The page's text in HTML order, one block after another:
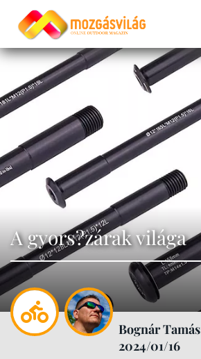
A gyors?zárak világa
Bognár Tamás
2024/01/16